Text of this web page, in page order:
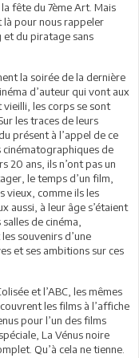
fête du 7ème Art. Mais
pour nous rappeler
et du piratage sans
la soirée de la dernière
d’auteur qui vont aux
vieilli, les corps se sont
les traces de leurs
présent à l’appel de ce
cinématographiques de
20 ans, ils n’ont pas un
le temps d’un film,
vieux, comme ils les
aussi, à leur âge s’étaient
de cinéma,
souvenirs d’une
et ses ambitions sur ces
et l’ABC, les mêmes
les films à l’affiche
pour l’un des films
La Vénus noire
Qu’à cela ne tienne.